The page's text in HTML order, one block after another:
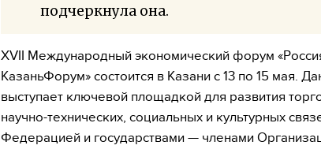
подчеркнула она.
XVII Международный экономический форум
КазаньФорум» состоится в Казани с 13 по 15 мая.
выступает ключевой площадкой для развития
научно-технических, социальных и культурных
Федерацией и государствами — членами